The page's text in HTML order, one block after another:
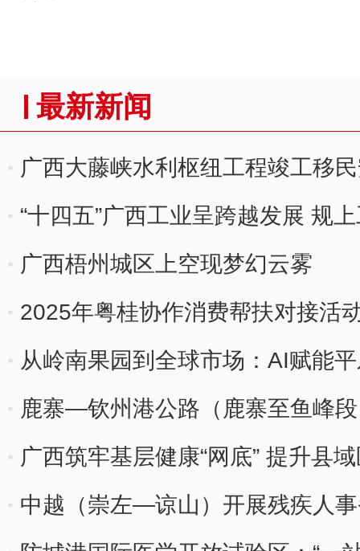
最新新闻
广西大藤峡水利枢纽工程竣工移
“十四五”广西工业呈跨越发展 规
广西梧州城区上空现梦幻云雾
2025年粤桂协作消费帮扶对接活
从岭南果园到全球市场：AI赋能
鹿寨—钦州港公路（鹿寨至鱼峰
广西筑牢基层健康“网底” 提升县
中越（崇左—谅山）开展残疾人